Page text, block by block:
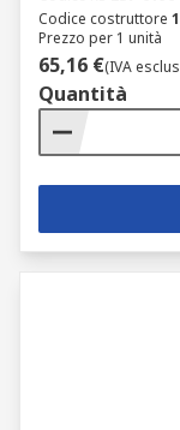
Codice costruttore
Prezzo per 1 unità
65,16 €(IVA
Quantità